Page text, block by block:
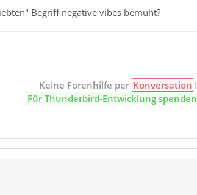
Begriff negative vibes bemüht?
Keine Forenhilfe per Konversation !
Für Thunderbird-Entwicklung spenden